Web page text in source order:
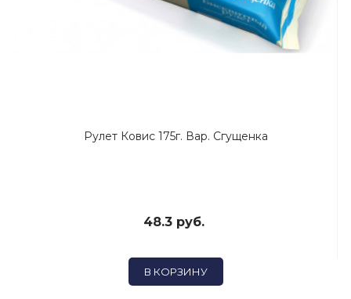
Рулет Ковис 175г. Вар. Сгущенка
48.3 руб.
В КОРЗИНУ